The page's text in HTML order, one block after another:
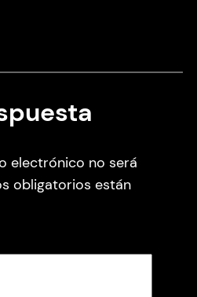
electrónico no será
obligatorios están